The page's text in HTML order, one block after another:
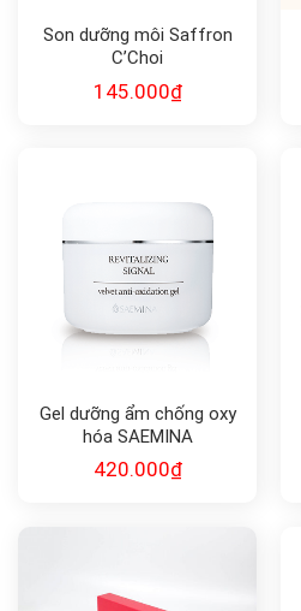
Son dưỡng môi Saffron
C’Choi
145.000₫
Gel dưỡng ẩm chống oxy
hóa SAEMINA
REVITALIZING SIGNAL
420.000₫